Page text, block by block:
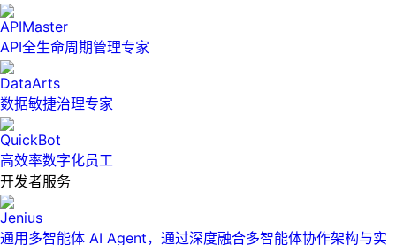
APIMaster
API全生命周期管理专家
DataArts
数据敏捷治理专家
QuickBot
高效率数字化员工
开发者服务
Jenius
通用多智能体 AI Agent，通过深度融合多智能体协作架构与实